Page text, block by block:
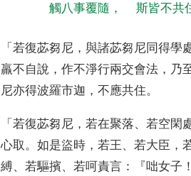
觸八事覆隨 ， 斯皆不共
「若復苾芻尼 ，與諸苾芻尼同得學
羸不自說 ，作不淨行兩交會法 ， 乃
尼亦得波羅市迦 ，不應共住。
「若復苾芻尼 ，若在聚落、若空閑
心取。如是盜時 ，若王、若大臣 ，
縛、若驅擯、若呵責言 ：『咄女子